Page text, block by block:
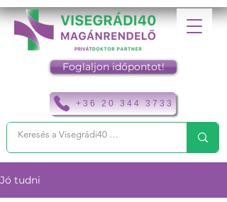
+36 20 344 3733
Foglaljon időpontot!
Jó tudni